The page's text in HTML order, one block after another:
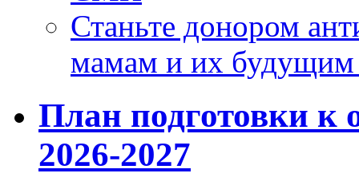
Станьте донором
мамам и их
План подготовки к
2026-2027